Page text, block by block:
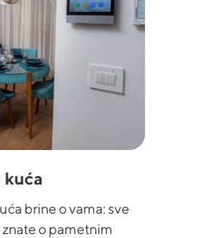
kuća
brine o vama: sve
o pametnim